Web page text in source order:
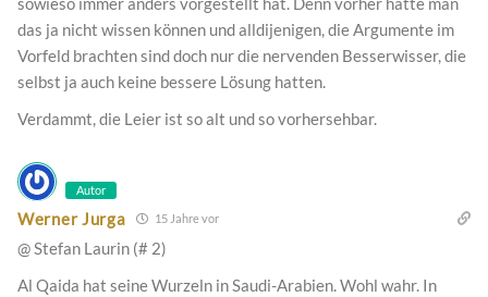
das ja nicht wissen können und alldijenigen, die Argumente im
Vorfeld brachten sind doch nur die nervenden Besserwisser, die
selbst ja auch keine bessere Lösung hatten.
Verdammt, die Leier ist so alt und so vorhersehbar.
Autor
Werner Jurga 15 Jahre vor
@ Stefan Laurin (# 2)
Al Qaida hat seine Wurzeln in Saudi-Arabien. Wohl wahr. In